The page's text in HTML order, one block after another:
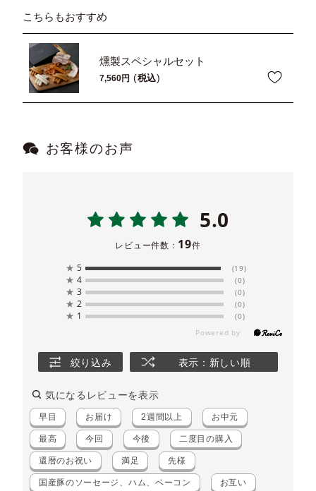
こちらもおすすめ
燻製スペシャルセット
7,560 税込
お客様のお声
5.0
レビュー件数： 19件
★ 5 (19)
★ 4 (0)
★ 3 (0)
★ 2 (0)
★ 1 (0)
絞り込み 表示：新しい順
気になるレビューを表示
早目 お届け 2週間以上 お中元
最高 今回 今後 二度目の購入
還暦のお祝い 満足 先様
国産豚のソーセージ、ハム、ベーコン お互い